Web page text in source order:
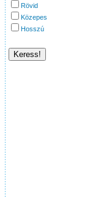
Rövid
Közepes
Hosszú